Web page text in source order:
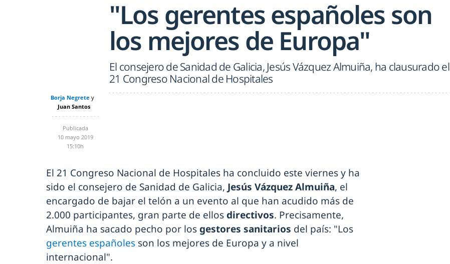
"Los gerentes españoles son
los mejores de Europa"
El consejero de Sanidad de Galicia, Jesús Vázquez Almuiña, ha clausurado el
21 Congreso Nacional de Hospitales
Borja Negrete
Juan Santos
Publicada
10 mayo 2019
15:10h
El 21 Congreso Nacional de Hospitales ha concluido este viernes y ha
sido el consejero de Sanidad de Galicia, Jesús Vázquez Almuiña, el
encargado de bajar el telón a un evento al que han acudido más de
2.000 participantes, gran parte de ellos directivos. Precisamente,
Almuiña ha sacado pecho por los gestores sanitarios del país: "Los
gerentes españoles son los mejores de Europa y a nivel
internacional".